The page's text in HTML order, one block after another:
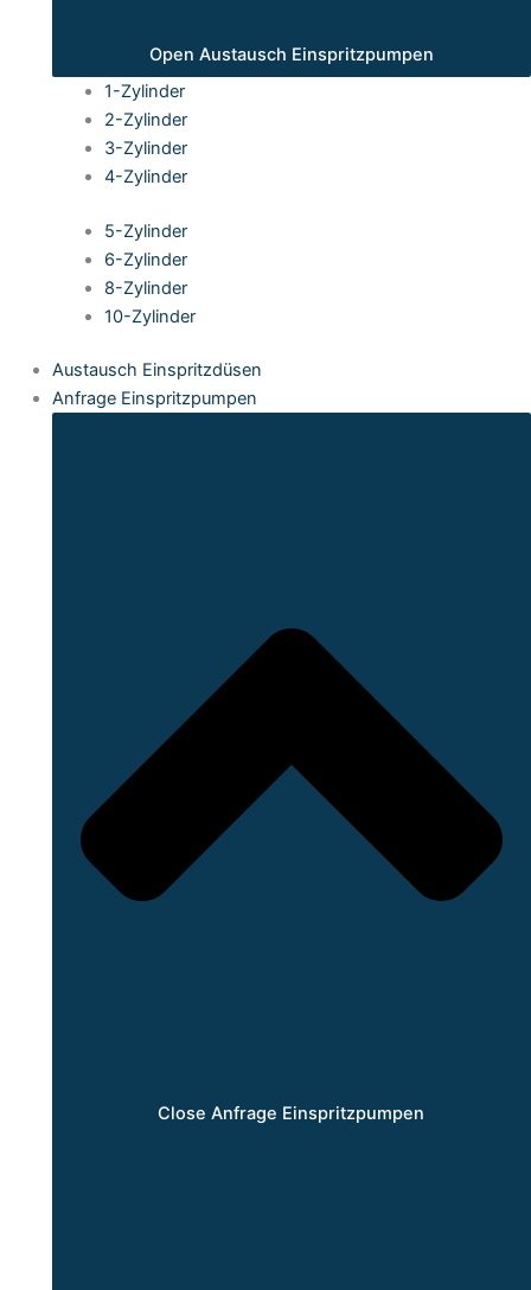
Open Austausch Einspritzpumpen
1-Zylinder
2-Zylinder
3-Zylinder
4-Zylinder
5-Zylinder
6-Zylinder
8-Zylinder
10-Zylinder
Austausch Einspritzdüsen
Anfrage Einspritzpumpen
Close Anfrage Einspritzpumpen